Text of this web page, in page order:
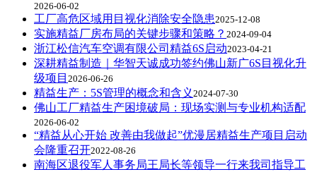
2026-06-02
工厂高危区域用目视化消除安全隐患2025-12-08
实施精益厂房布局的关键步骤和策略？ 2024-09-04
浙江松信汽车空调有限公司精益6S启动2023-04-21
深耕精益制造｜华智天诚成功签约佛山新广6S目视化升
级项目 2026-06-26
精益生产：5S管理的概念和含义 2024-07-30
佛山工厂精益生产困境破局：现场实测与专业机构适配
2026-06-02
“精益从心开始 改善由我做起”优漫居精益生产项目启动
会隆重召开2022-08-26
南海区退役军人事务局王局长等领导一行来我司指导工